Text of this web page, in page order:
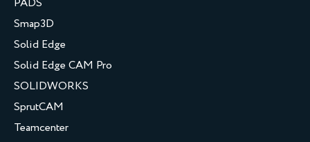
PADS
Smap3D
Solid Edge
Solid Edge CAM Pro
SOLIDWORKS
SprutCAM
Teamcenter